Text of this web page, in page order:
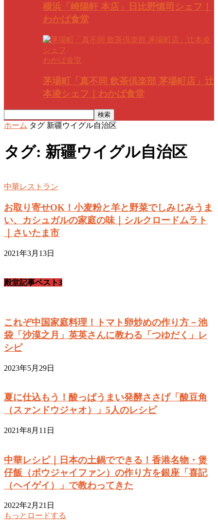
横浜「崎陽軒 本店」日比野慎司シェフ｜
わかば食堂
わかば食堂
茅場町「真不同 飲茶倶楽部 茅場町店」辻
本凌シェフ｜わかば食堂
ホーム タグ 新疆ウイグル自治区
タグ: 新疆ウイグル自治区
中華レストラン
お取り寄せOK！小麦粉と羊と野菜でしみじみうま
い、カシュガルの家庭の味｜シルクロードムラト
｜さいたま市
2021年3月13日
殿堂記事ベスト3
これぞ中国家庭料理！トマト卵炒めの作り方－池
袋「沙漠之月」英英さんに教わる「つゆだく」レ
シピ
2023年5月29日
夏に仕込もう！酸っぱうまい発酵ささげ「酸豆角
（スァンドウジャオ）」5人のレシピ
2021年8月11日
中華レシピ｜日本の土鍋でできる！香港名物・煲
仔飯（ボウジャイファン）の作り方を銀座「喜記
（ヘイゲイ）」で教わってきた
2022年2月21日
もっとロードする